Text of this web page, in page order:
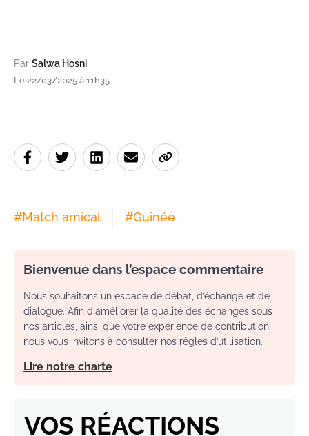
Par Salwa Hosni
Le 22/03/2025 à 11h35
#Match amical #Guinée
Bienvenue dans l’espace commentaire
Nous souhaitons un espace de débat, d’échange et de
dialogue. Afin d'améliorer la qualité des échanges sous
nos articles, ainsi que votre expérience de contribution,
nous vous invitons à consulter nos règles d’utilisation.
Lire notre charte
VOS RÉACTIONS